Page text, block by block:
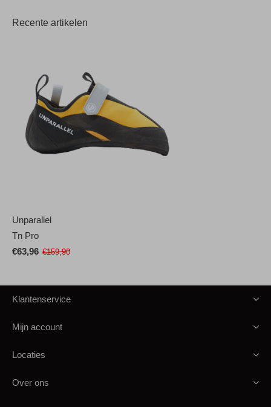
Recente artikelen
Unparallel
Tn Pro
€63,96 €159,90
Klantenservice
Mijn account
Locaties
Over ons